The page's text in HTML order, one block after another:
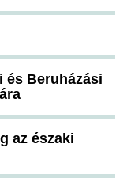
és Beruházási
az északi